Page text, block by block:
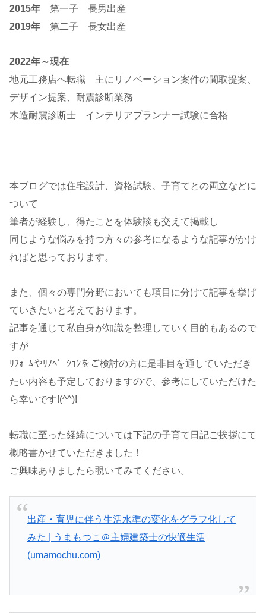
2015年 第一子 長男出産
2019年 第二子 長女出産
2022年～現在
地元工務店へ転職 主にリノベーション案件の間取提案、
デザイン提案、耐震診断業務
木造耐震診断士 インテリアプランナー試験に合格
本ブログでは住宅設計、資格試験、子育てとの両立などに
ついて
筆者が経験し、得たことを体験談も交えて掲載し
同じような悩みを持つ方々の参考になるような記事がかけ
ればと思っております。
また、個々の専門分野においても項目に分けて記事を挙げ
ていきたいと考えております。
記事を通じて私自身が知識を整理していく目的もあるので
すが
ﾘﾌｫｰﾑやﾘﾉﾍﾞｰｼｮﾝをご検討の方に是非目を通していただき
たい内容も予定しておりますので、参考にしていただけた
ら幸いです!(^^)!
転職に至った経緯については下記の子育て日記ご挨拶にて
概略書かせていただきました！
ご興味ありましたら覗いてみてください。
出産・育児に伴う生活水準の変化をグラフ化して
みた | うまもつこ＠主婦建築士の快適生活
(umamochu.com)